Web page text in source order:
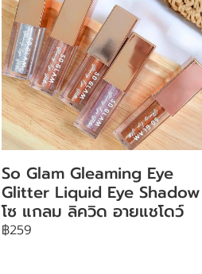
So Glam Gleaming Eye
Glitter Liquid Eye Shadow
โซ แกลม ลิควิด อายแชโดว์
฿259